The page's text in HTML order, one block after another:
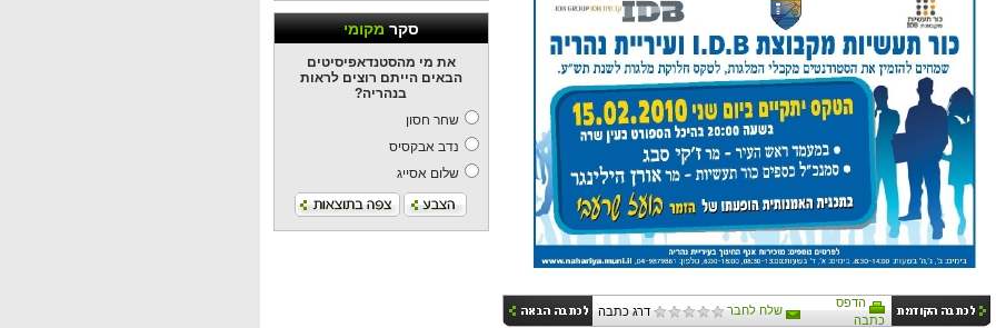
סקרמקומי
את מי מהסטנדאפיסיטים
הבאים הייתם רוצים לראות
בנהריה?
שחר חסון
נדב אבקסיס
שלום אסייג
הדפס
כתבה
שלח לחבר דרג כתבה